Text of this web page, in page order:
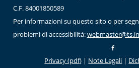
C.F. 84001850589
Per informazioni su questo sito o per
problemi di accessibilità:
Privacy (pdf) | Note Legali |